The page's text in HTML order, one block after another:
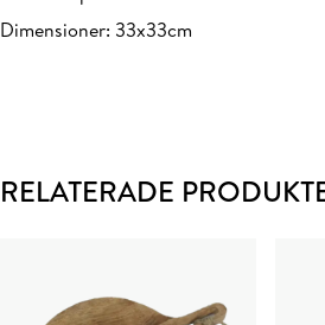
Dimensioner: 33x33cm
RELATERADE